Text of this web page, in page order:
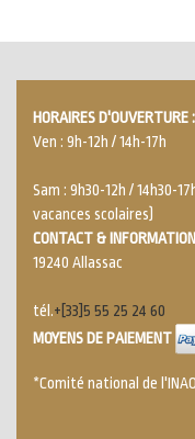
HORAIRES D'OUVERTURE :
Ven : 9h-12h / 14h-17h
Sam : 9h30-12h / 14h30-
vacances scolaires)
CONTACT &
19240 Allassac
tél.+[33]5 55 25 24 60
MOYENS DE PAIEMENT
*Comité national de